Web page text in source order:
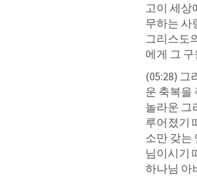
고이 세상
무하는 사
그리스도
에게 그
(05:28)
운 축복을
놀라운 그
루어졌기
소만 갖는
님이시기
하나님 아